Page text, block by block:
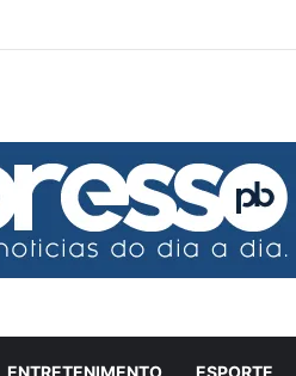
ENTRETENIMENTO ESPORTE